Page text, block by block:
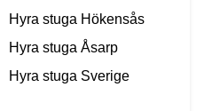
Hyra stuga Hökensås
Hyra stuga Åsarp
Hyra stuga Sverige